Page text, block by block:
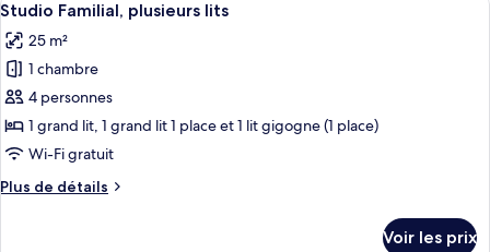
de
Studio
toutes
les
photos
pour
ce
type
chambre :
5
Studio Familial, plusieurs lits
25 m²
1 chambre
4 personnes
1 grand lit, 1 grand lit 1 place et 1 lit gigogne (1 place)
Wi-Fi gratuit
Plus de détails
Plus
Voir les prix